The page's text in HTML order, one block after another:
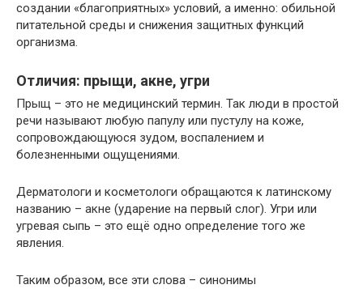
создании «благоприятных» условий, а именно: обильной
питательной среды и снижения защитных функций
организма.
Отличия: прыщи, акне, угри
Прыщ – это не медицинский термин. Так люди в простой
речи называют любую папулу или пустулу на коже,
сопровождающуюся зудом, воспалением и
болезненными ощущениями.
Дерматологи и косметологи обращаются к латинскому
названию – акне (ударение на первый слог). Угри или
угревая сыпь – это ещё одно определение того же
явления.
Таким образом, все эти слова – синонимы